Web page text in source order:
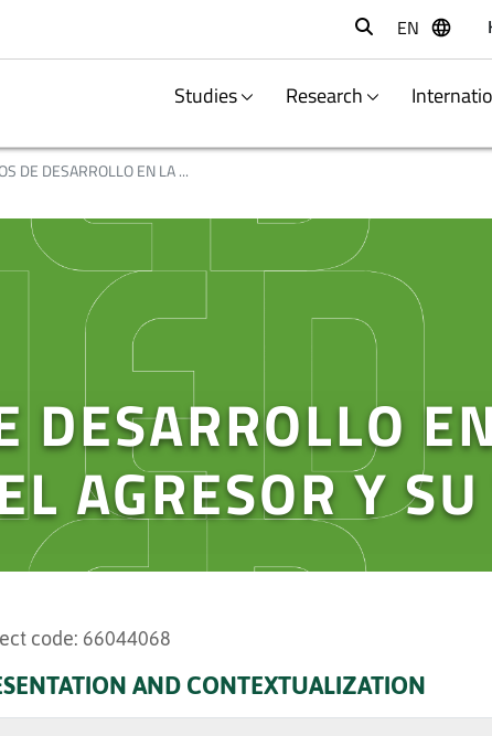
Buscar
EN
Studies Research
DE DESARROLLO EN LA ...
DESARROLLO
AGRESOR Y
code: 66044068
AND CONTEXTUALIZATION